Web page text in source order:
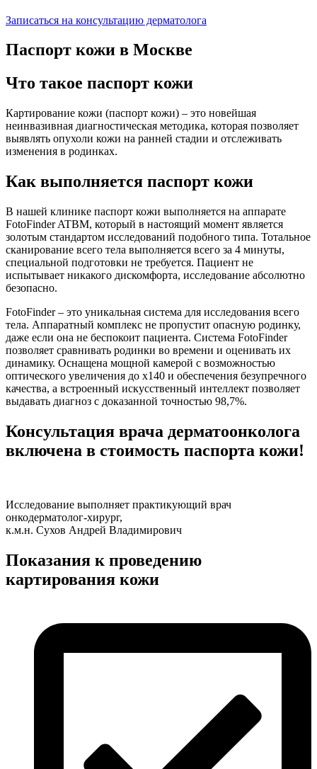
Записаться на консультацию дерматолога
Паспорт кожи в Москве
Что такое паспорт кожи
Картирование кожи (паспорт кожи) – это новейшая
неинвазивная диагностическая методика, которая позволяет
выявлять опухоли кожи на ранней стадии и отслеживать
изменения в родинках.
Как выполняется паспорт кожи
В нашей клинике паспорт кожи выполняется на аппарате
FotoFinder ATBM, который в настоящий момент является
золотым стандартом исследований подобного типа. Тотальное
сканирование всего тела выполняется всего за 4 минуты,
специальной подготовки не требуется. Пациент не
испытывает никакого дискомфорта, исследование абсолютно
безопасно.
FotoFinder – это уникальная система для исследования всего
тела. Аппаратный комплекс не пропустит опасную родинку,
даже если она не беспокоит пациента. Система FotoFinder
позволяет сравнивать родинки во времени и оценивать их
динамику. Оснащена мощной камерой с возможностью
оптического увеличения до х140 и обеспечения безупречного
качества, а встроенный искусственный интеллект позволяет
выдавать диагноз с доказанной точностью 98,7%.
Консультация врача дерматоонколога
включена в стоимость паспорта кожи!
Исследование выполняет практикующий врач
онкодерматолог-хирург,
к.м.н. Сухов Андрей Владимирович
Показания к проведению
картирования кожи